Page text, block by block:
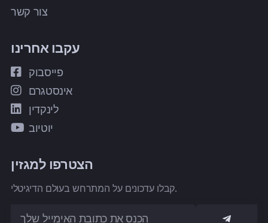
צור קשר
עקבו אחרינו
פייסבוק
אינסטגרם
לינקדין
יוטיוב
הצטרפו למגזין
קבלו עדכונים על המתרחש בעולם הדיגיטלי.